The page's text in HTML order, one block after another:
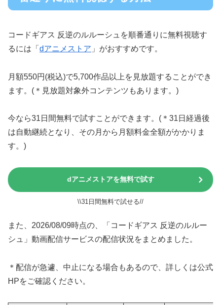
コードギアス 反逆のルルーシュを順番通りに無料視聴す
るには「 dアニメストア 」がおすすめです。
月額550円(税込)で5,700作品以上を見放題することができ
ます。(＊見放題対象外コンテンツもあります。)
今なら31日間無料で試すことができます。(＊31日経過後
は自動継続となり、その月から月額料金全額がかかりま
す。)
dアニメストアを無料で試す
\\31日間無料で試せる//
また、2026/08/09時点の、「コードギアス 反逆のルルー
シュ」動画配信サービスの配信状況をまとめました。
＊配信が急遽、中止になる場合もあるので、詳しくは公式
HPをご確認ください。